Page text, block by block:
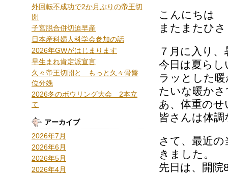
外回転不成功で2か月ぶりの帝王切
開
子宮脱合併切迫早産
日本産科婦人科学会参加の話
2026年GWがはじまります
早生まれ肯定派宣言
久々帝王切開と もっと久々骨盤
位分娩
2026冬のボウリング大会 2本立
て
アーカイブ
2026年7月
2026年6月
2026年5月
2026年4月
こんにちは
またまたひ
７月に入り
今日は夏ら
ラッとした
たいな暖か
あ、体重の
皆さんは体
さて、最近
きました。
先日は、開